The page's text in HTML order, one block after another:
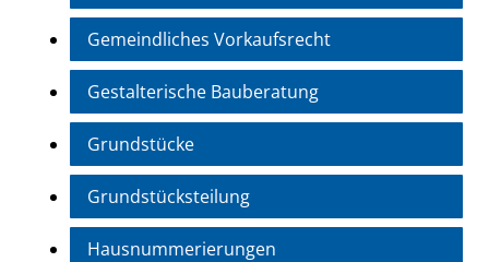
Gemeindliches Vorkaufsrecht
Gestalterische Bauberatung
Grundstücke
Grundstücksteilung
Hausnummerierungen